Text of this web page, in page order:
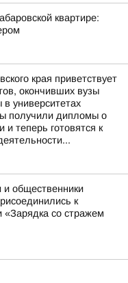
квартире:
края приветствует
окончивших вузы
университетах
получили дипломы о
теперь готовятся к
и общественники
к
«Зарядка со стражем